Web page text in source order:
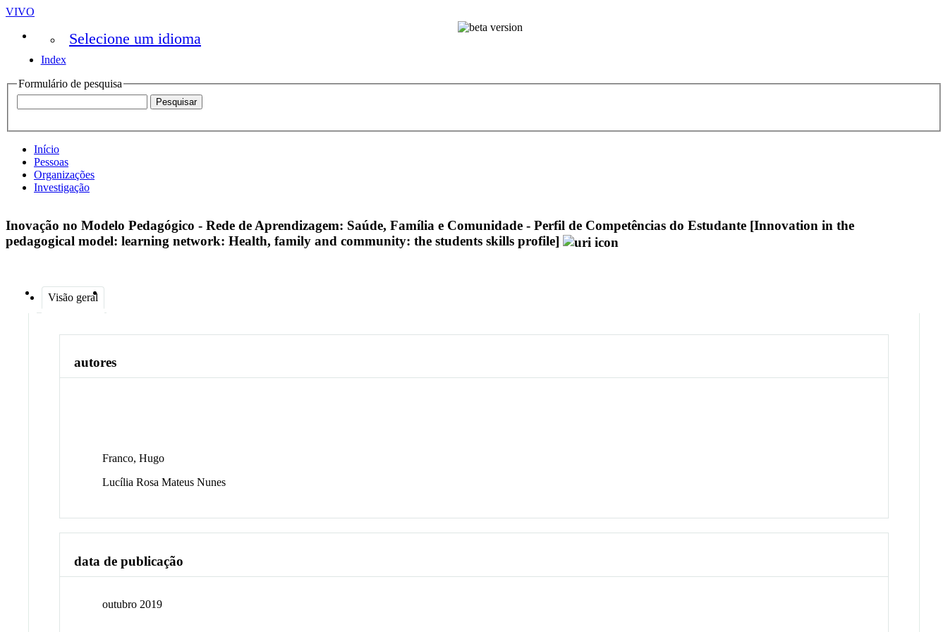
VIVO
Selecione um idioma
Index
Formulário de pesquisa
Início
Pessoas
Organizações
Investigação
Inovação no Modelo Pedagógico - Rede de Aprendizagem: Saúde, Família e Comunidade - Perfil de Competências do Estudante [Innovation in the
pedagogical model: learning network: Health, family and community: the students skills profile]
Visão geral
autores
Franco, Hugo
Lucília Rosa Mateus Nunes
data de publicação
outubro 2019